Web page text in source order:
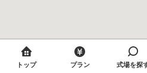
トップ プラン 式場を探